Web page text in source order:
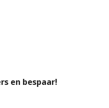
en bespaar!